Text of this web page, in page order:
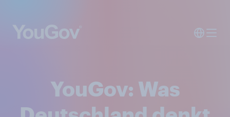
YouGov: Was